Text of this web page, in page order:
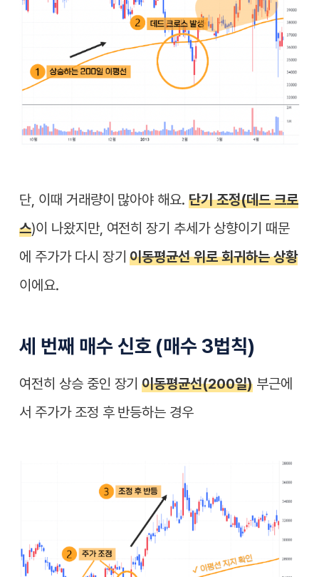
단, 이때 거래량이 많아야 해요.단기 조정(데드 크로
스)이 나왔지만, 여전히 장기 추세가 상향이기 때문
에 주가가 다시 장기이동평균선 위로 회귀하는 상황
이에요.
세 번째 매수 신호 (매수 3법칙)
여전히 상승 중인 장기이동평균선(200일)부근에
서 주가가 조정 후 반등하는 경우